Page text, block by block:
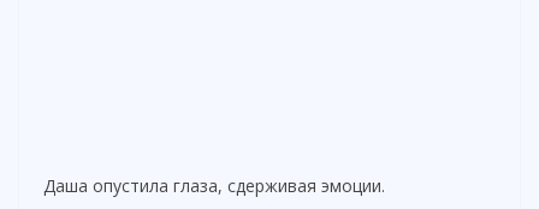
Даша опустила глаза, сдерживая эмоции.